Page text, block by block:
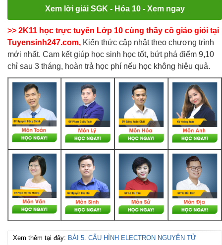
Xem lời giải SGK - Hóa 10 - Xem ngay
>> 2K11 học trực tuyến Lớp 10 cùng thầy cô giáo giỏi tại
Tuyensinh247.com, Kiến thức cập nhật theo chương trình
mới nhất. Cam kết giúp học sinh học tốt, bứt phá điểm 9,10
chỉ sau 3 tháng, hoàn trả học phí nếu học không hiệu quả.
Xem thêm tại đây: BÀI 5. CẤU HÌNH ELECTRON NGUYÊN TỬ